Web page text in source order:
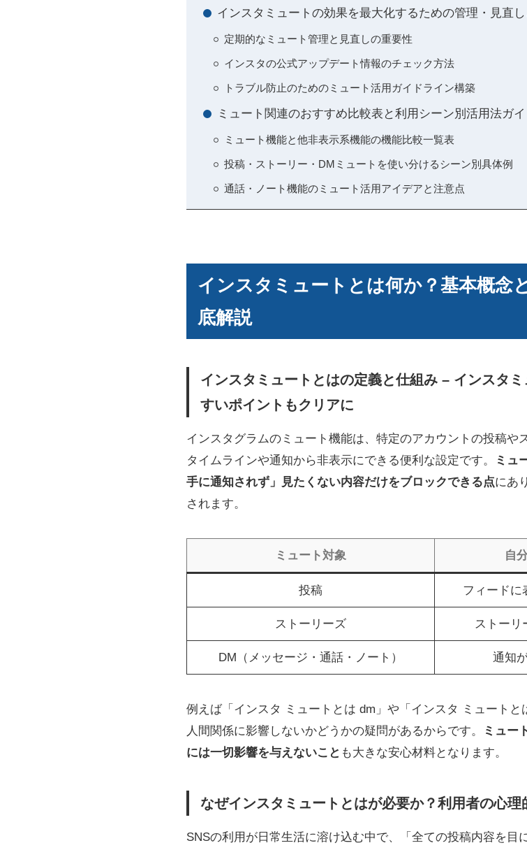
インスタミュートの効果を最大化するための管理・見直
定期的なミュート管理と見直しの重要性
インスタの公式アップデート情報のチェック方法
トラブル防止のためのミュート活用ガイドライン構築
ミュート関連のおすすめ比較表と利用シーン別活用法ガイ
ミュート機能と他非表示系機能の機能比較一覧表
投稿・ストーリー・DMミュートを使い分けるシーン別具体例
通話・ノート機能のミュート活用アイデアと注意点
インスタミュートとは何か？基本概念
底解説
インスタミュートとはの定義と仕組み – インスタ
すいポイントもクリアに
インスタグラムのミュート機能は、特定のアカウントの投稿や
タイムラインや通知から非表示にできる便利な設定です。
ミュ
手に通知されず」見たくない内容だけをブロックできる点にあ
されます。
ミュート対象 自
投稿 フィードに
ストーリーズ ストーリ
DM（メッセージ・通話・ノート） 通知
例えば「インスタ ミュートとは dm」や「インスタ ミュート
人間関係に影響しないかどうかの疑問があるからです。
ミュー
には一切影響を与えないこと も大きな安心材料となります。
なぜインスタミュートとはが必要か？利用者の心理
SNSの利用が日常生活に溶け込む中で、「全ての投稿内容を目